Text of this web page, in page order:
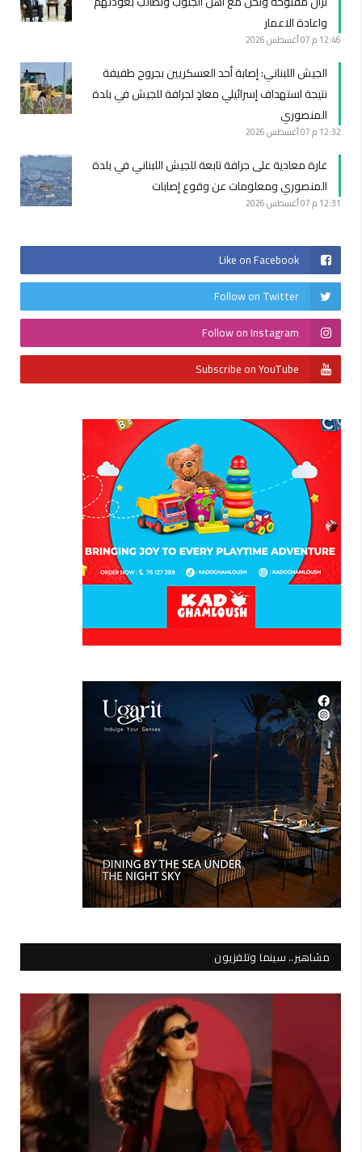
واعادة الاعمار
12:46 م 07 أغسطس 2026
الجيش اللبناني: ‏إصابة أحد العسكريين بجروح طفيفة
نتيجة استهداف إسرائيلي معادٍ لجرافة للجيش في بلدة
المنصوري
12:32 م 07 أغسطس 2026
غارة معادية على جرافة تابعة للجيش اللبناني في بلدة
المنصوري ومعلومات عن وقوع إصابات
12:31 م 07 أغسطس 2026
Like on Facebook
Follow on Twitter
Follow on Instagram
Subscribe on YouTube
مشاهير.. سينما وتلفزيون